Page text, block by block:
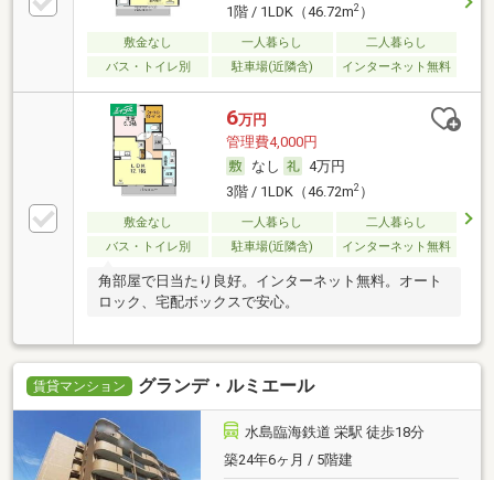
1階 / 1LDK（46.72m2）
敷金なし 一人暮らし
二人暮らし
バス・トイレ別
駐車場(近隣含) インターネット無料
6万円
管理費4,000円
なし
4万円
3階 / 1LDK（46.72m2）
敷金なし 一人暮らし
二人暮らし
バス・トイレ別
駐車場(近隣含) インターネット無料
角部屋で日当たり良好。インターネット無料。オート
ロック、宅配ボックスで安心。
賃貸マンション グランデ・ルミエール
水島臨海鉄道 栄駅 徒歩18分
築24年6ヶ月 / 5階建